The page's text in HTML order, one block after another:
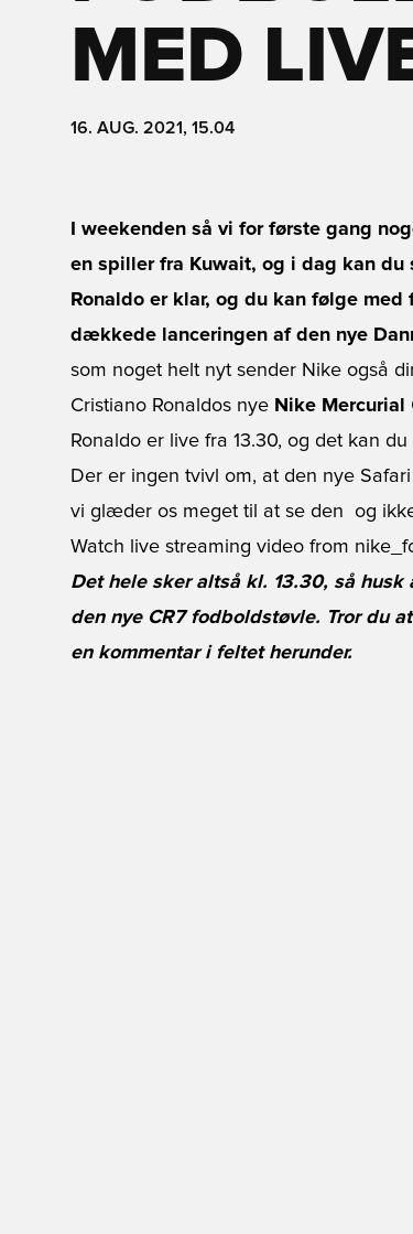
MED
16. AUG. 2021, 15.04
I weekenden så vi for første gang
en spiller fra Kuwait, og i dag kan du
Ronaldo er klar, og du kan følge med
dækkede lanceringen af den nye
som noget helt nyt sender Nike også
Cristiano Ronaldos nye Nike Mercurial
Ronaldo er live fra 13.30, og det kan
Der er ingen tvivl om, at den nye
vi glæder os meget til at se den  og
Watch
live streaming video from
Det hele sker altså kl. 13.30, så
den nye CR7 fodboldstøvle. Tror du
en kommentar i feltet herunder.